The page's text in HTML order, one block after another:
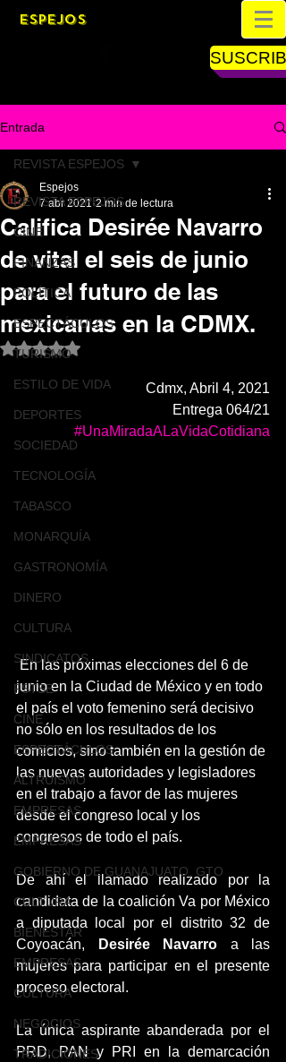
ESPEJOS
Entrada
REVISTA ESPEJOS
CINE
FINANZAS
POLÍTICA
ESPECTÁCULOS
TURISMO
ESTILO DE VIDA
DEPORTES
SOCIEDAD
TECNOLOGÍA
TABASCO
MONARQUÍA
GASTRONOMÍA
DINERO
CULTURA
SINDICATOS
FSTSE
CINE
ESPECTÁCULOS
ALTRUISMO
EMPRESAS
EMPRESAS
GOBIERNO DE GUANAJUATO, GTO
CULTURA
BIENESTAR
EMPRESAS
CULTURA
NEGOCIOS
TRADICIONES
REVISTA ESPEJOS
Califica Desirée Navarro
de vital el seis de junio
para el futuro de las
mexicanas en la CDMX.
Espejos
7 abr 2021 2 min de lectura
Obtuvo NaN de 5 estrellas.
Cdmx, Abril 4, 2021
Entrega 064/21
#UnaMiradaALaVidaCotidiana
En las próximas elecciones del 6 de
junio en la Ciudad de México y en todo
el país el voto femenino será decisivo
no sólo en los resultados de los
comicios, sino también en la gestión de
las nuevas autoridades y legisladores
en el trabajo a favor de las mujeres
desde el congreso local y los
congresos de todo el país.
De ahí el llamado realizado por la
candidata de la coalición Va por México
a diputada local por el distrito 32 de
Coyoacán,
Desirée Navarro a las
mujeres para participar en el presente
proceso electoral.
La única aspirante abanderada por el
PRD, PAN y PRI en la demarcación